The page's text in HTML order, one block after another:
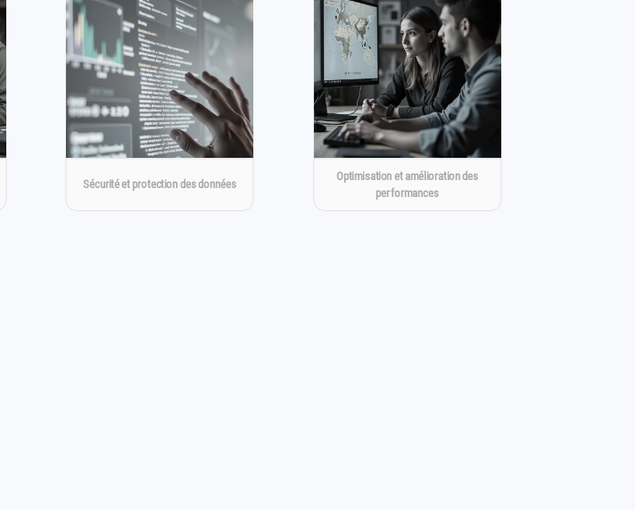
Sécurité et protection des données
Optimisation et amélioration des
performances